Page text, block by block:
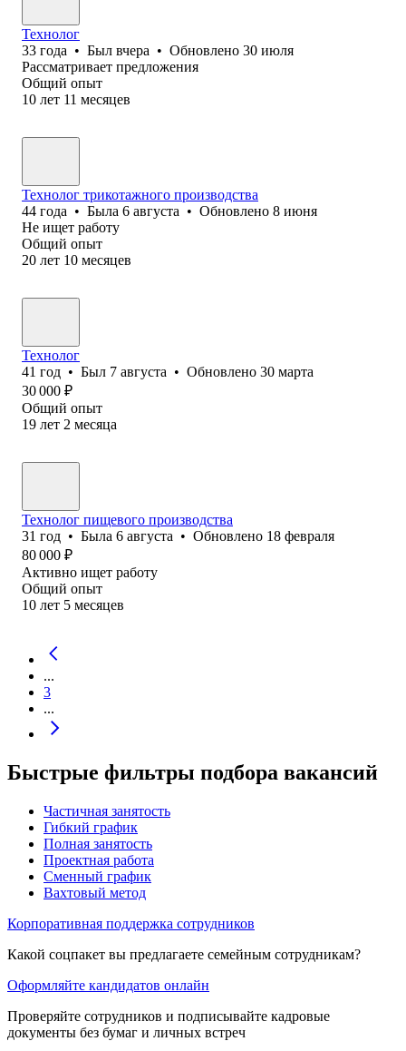
Технолог
33 года • Был вчера • Обновлено 30 июля
Рассматривает предложения
Общий опыт
10 лет 11 месяцев
Технолог трикотажного производства
44 года • Была 6 августа • Обновлено 8 июня
Не ищет работу
Общий опыт
20 лет 10 месяцев
Технолог
41 год • Был 7 августа • Обновлено 30 марта
30 000 ₽
Общий опыт
19 лет 2 месяца
Технолог пищевого производства
31 год • Была 6 августа • Обновлено 18 февраля
80 000 ₽
Активно ищет работу
Общий опыт
10 лет 5 месяцев
...
3
...
Быстрые фильтры подбора вакансий
Частичная занятость
Гибкий график
Полная занятость
Проектная работа
Сменный график
Вахтовый метод
Корпоративная поддержка сотрудников
Какой соцпакет вы предлагаете семейным сотрудникам?
Оформляйте кандидатов онлайн
Проверяйте сотрудников и подписывайте кадровые
документы без бумаг и личных встреч